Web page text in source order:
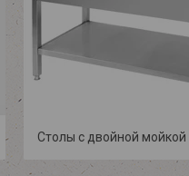
Столы с двойной мойкой